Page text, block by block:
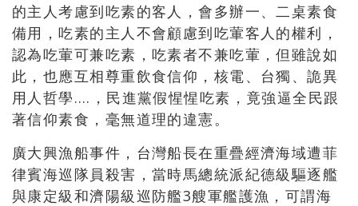
的主人考慮到吃素的客人，會多辦一、二桌素食
備用，吃素的主人不會顧慮到吃葷客人的權利，
認為吃葷可兼吃素，吃素者不兼吃葷，但雖說如
此，也應互相尊重飲食信仰，核電、台獨、詭異
用人哲學….，民進黨假惺惺吃素，竟強逼全民跟
著信仰素食，毫無道理的違憲。
廣大興漁船事件，台灣船長在重疊經濟海域遭菲
律賓海巡隊員殺害，當時馬總統派紀德級驅逐艦
與康定級和濟陽級巡防艦3艘軍艦護漁，可謂海